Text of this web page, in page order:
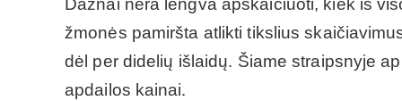
Dažnai nėra lengva apskaičiuoti, kiek iš
žmonės pamiršta atlikti tikslius
dėl per didelių išlaidų. Šiame straipsnyje
apdailos kainai.